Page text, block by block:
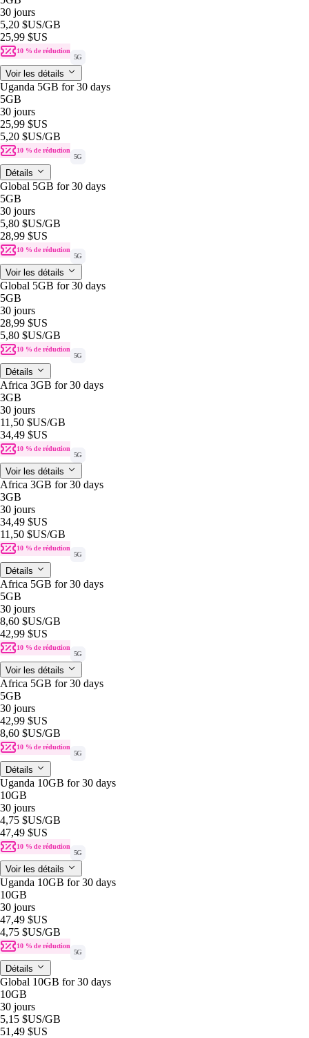
30 jours
5,20 $US/GB
25,99 $US
10 % de réduction
5G
Voir les détails
Uganda 5GB for 30 days
5GB
30 jours
25,99 $US
5,20 $US/GB
10 % de réduction
5G
Détails
Global 5GB for 30 days
5GB
30 jours
5,80 $US/GB
28,99 $US
10 % de réduction
5G
Voir les détails
Global 5GB for 30 days
5GB
30 jours
28,99 $US
5,80 $US/GB
10 % de réduction
5G
Détails
Africa 3GB for 30 days
3GB
30 jours
11,50 $US/GB
34,49 $US
10 % de réduction
5G
Voir les détails
Africa 3GB for 30 days
3GB
30 jours
34,49 $US
11,50 $US/GB
10 % de réduction
5G
Détails
Africa 5GB for 30 days
5GB
30 jours
8,60 $US/GB
42,99 $US
10 % de réduction
5G
Voir les détails
Africa 5GB for 30 days
5GB
30 jours
42,99 $US
8,60 $US/GB
10 % de réduction
5G
Détails
Uganda 10GB for 30 days
10GB
30 jours
4,75 $US/GB
47,49 $US
10 % de réduction
5G
Voir les détails
Uganda 10GB for 30 days
10GB
30 jours
47,49 $US
4,75 $US/GB
10 % de réduction
5G
Détails
Global 10GB for 30 days
10GB
30 jours
5,15 $US/GB
51,49 $US